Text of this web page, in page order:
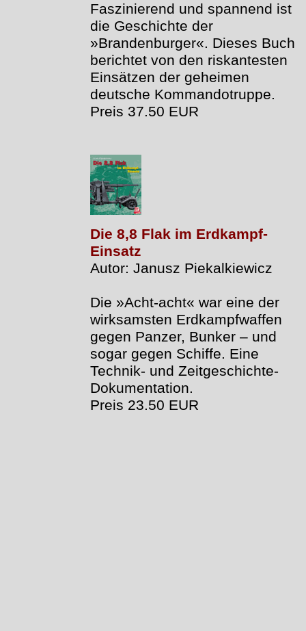
Faszinierend und spannend ist
die Geschichte der
»Brandenburger«. Dieses Buch
berichtet von den riskantesten
Einsätzen der geheimen
deutsche Kommandotruppe.
Preis 37.50 EUR
Die 8,8 Flak im Erdkampf-
Einsatz
Autor: Janusz Piekalkiewicz
Die »Acht-acht« war eine der
wirksamsten Erdkampfwaffen
gegen Panzer, Bunker – und
sogar gegen Schiffe. Eine
Technik- und Zeitgeschichte-
Dokumentation.
Preis 23.50 EUR